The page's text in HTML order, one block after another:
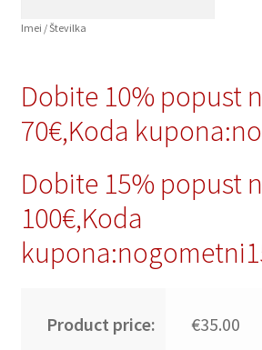
Imei / Številka
Dobite 10% popust
70€,Koda
Dobite 15% popust
100€,Koda
Product price: €35.00